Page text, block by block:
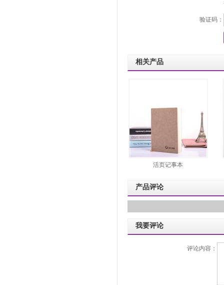
验证码：
相关产品
活页记事本
产品评论
我要评论
评论内容：